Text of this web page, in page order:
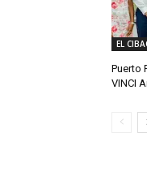
EL
Puerto
VINCI